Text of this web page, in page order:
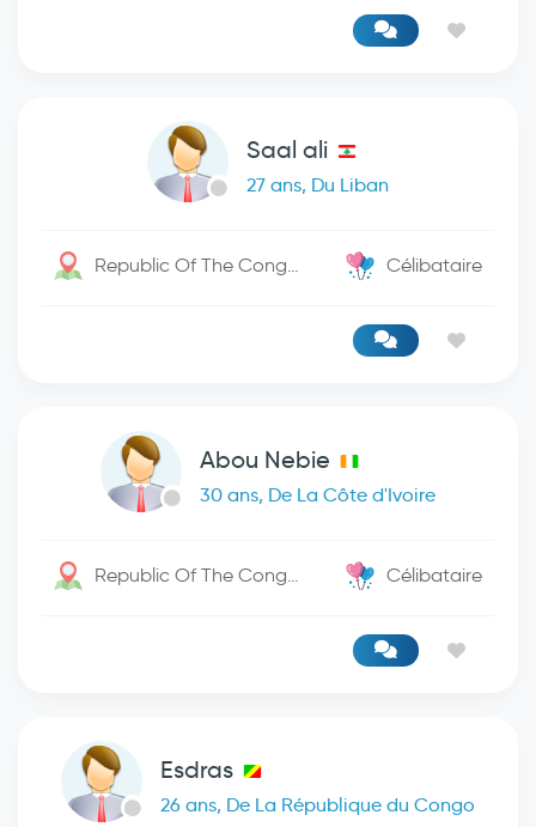
Saal ali
27 ans, Du Liban
Republic Of The Congo / Kinshasa Célibataire
Abou Nebie
30 ans, De La Côte d'Ivoire
Republic Of The Congo / Lubumbashi Célibataire
Esdras
26 ans, De La République du Congo